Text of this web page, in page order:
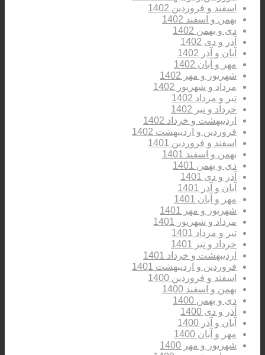
اسفند و فروردین 1402
بهمن و اسفند 1402
دی و بهمن 1402
آذر و دی 1402
آبان و آذر 1402
مهر و آبان 1402
شهریور و مهر 1402
مرداد و شهریور 1402
تیر و مرداد 1402
خرداد و تیر 1402
اردیبهشت و خرداد 1402
فروردین و اردیبهشت 1402
اسفند و فروردین 1401
بهمن و اسفند 1401
دی و بهمن 1401
آذر و دی 1401
آبان و آذر 1401
مهر و آبان 1401
شهریور و مهر 1401
مرداد و شهریور 1401
تیر و مرداد 1401
خرداد و تیر 1401
اردیبهشت و خرداد 1401
فروردین و اردیبهشت 1401
اسفند و فروردین 1400
بهمن و اسفند 1400
دی و بهمن 1400
آذر و دی 1400
آبان و آذر 1400
مهر و آبان 1400
شهریور و مهر 1400